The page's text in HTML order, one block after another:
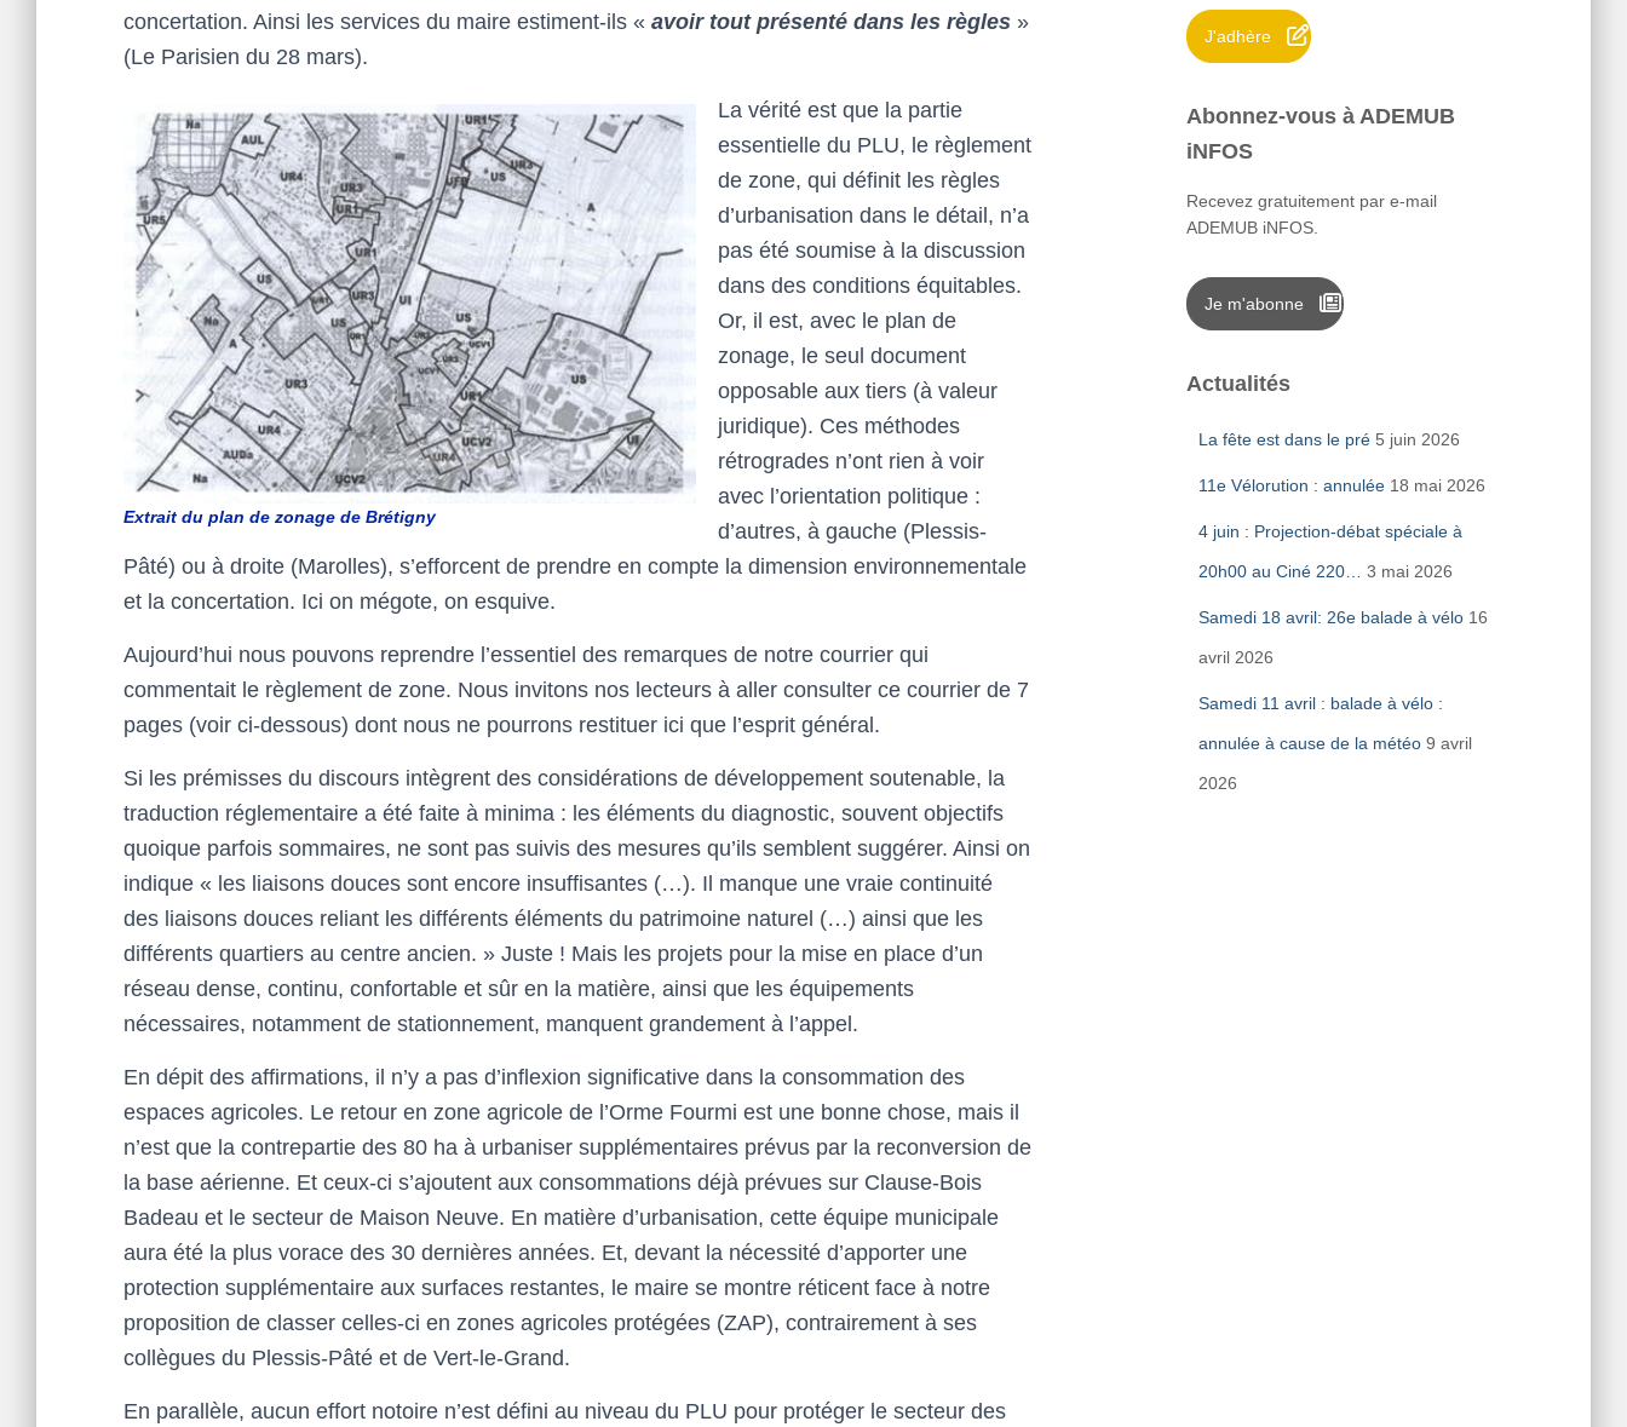
concertation. Ainsi les services du maire estiment-ils « avoir tout présenté dans les règles »
(Le Parisien du 28 mars).
Extrait du plan de zonage de Brétigny
La vérité est que la partie
essentielle du PLU, le règlement
de zone, qui définit les règles
d’urbanisation dans le détail, n’a
pas été soumise à la discussion
dans des conditions équitables.
Or, il est, avec le plan de
zonage, le seul document
opposable aux tiers (à valeur
juridique). Ces méthodes
rétrogrades n’ont rien à voir
avec l’orientation politique :
d’autres, à gauche (Plessis-
Pâté) ou à droite (Marolles), s’efforcent de prendre en compte la dimension environnementale
et la concertation. Ici on mégote, on esquive.
Aujourd’hui nous pouvons reprendre l’essentiel des remarques de notre courrier qui
commentait le règlement de zone. Nous invitons nos lecteurs à aller consulter ce courrier de 7
pages (voir ci-dessous) dont nous ne pourrons restituer ici que l’esprit général.
Si les prémisses du discours intègrent des considérations de développement soutenable, la
traduction réglementaire a été faite à minima : les éléments du diagnostic, souvent objectifs
quoique parfois sommaires, ne sont pas suivis des mesures qu’ils semblent suggérer. Ainsi on
indique « les liaisons douces sont encore insuffisantes (…). Il manque une vraie continuité
des liaisons douces reliant les différents éléments du patrimoine naturel (…) ainsi que les
différents quartiers au centre ancien. » Juste ! Mais les projets pour la mise en place d’un
réseau dense, continu, confortable et sûr en la matière, ainsi que les équipements
nécessaires, notamment de stationnement, manquent grandement à l’appel.
En dépit des affirmations, il n’y a pas d’inflexion significative dans la consommation des
espaces agricoles. Le retour en zone agricole de l’Orme Fourmi est une bonne chose, mais il
n’est que la contrepartie des 80 ha à urbaniser supplémentaires prévus par la reconversion de
la base aérienne. Et ceux-ci s’ajoutent aux consommations déjà prévues sur Clause-Bois
Badeau et le secteur de Maison Neuve. En matière d’urbanisation, cette équipe municipale
aura été la plus vorace des 30 dernières années. Et, devant la nécessité d’apporter une
protection supplémentaire aux surfaces restantes, le maire se montre réticent face à notre
proposition de classer celles-ci en zones agricoles protégées (ZAP), contrairement à ses
collègues du Plessis-Pâté et de Vert-le-Grand.
En parallèle, aucun effort notoire n’est défini au niveau du PLU pour protéger le secteur des
:
J'adhère
Abonnez-vous à ADEMUB
iNFOS
Recevez gratuitement par e-mail
ADEMUB iNFOS.
Je m'abonne
Actualités
La fête est dans le pré 5 juin 2026
11e Vélorution : annulée 18 mai 2026
4 juin : Projection-débat spéciale à
20h00 au Ciné 220… 3 mai 2026
Samedi 18 avril: 26e balade à vélo 16
avril 2026
Samedi 11 avril : balade à vélo :
annulée à cause de la météo 9 avril
2026